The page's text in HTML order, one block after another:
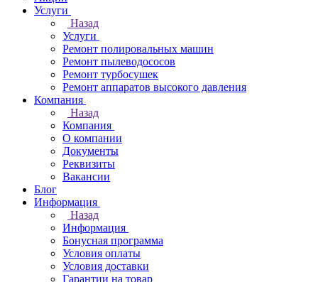
Услуги
Назад
Услуги
Ремонт полировальных машин
Ремонт пылеводососов
Ремонт турбосушек
Ремонт аппаратов высокого давления
Компания
Назад
Компания
О компании
Документы
Реквизиты
Вакансии
Блог
Информация
Назад
Информация
Бонусная программа
Условия оплаты
Условия доставки
Гарантии на товар